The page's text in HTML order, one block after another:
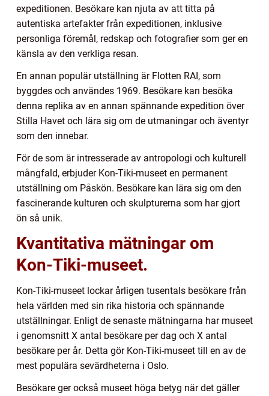
expeditionen. Besökare kan njuta av att titta på
autentiska artefakter från expeditionen, inklusive
personliga föremål, redskap och fotografier som ger en
känsla av den verkliga resan.
En annan populär utställning är Flotten RAI, som
byggdes och användes 1969. Besökare kan besöka
denna replika av en annan spännande expedition över
Stilla Havet och lära sig om de utmaningar och äventyr
som den innebar.
För de som är intresserade av antropologi och kulturell
mångfald, erbjuder Kon-Tiki-museet en permanent
utställning om Påskön. Besökare kan lära sig om den
fascinerande kulturen och skulpturerna som har gjort
ön så unik.
Kvantitativa mätningar om
Kon-Tiki-museet.
Kon-Tiki-museet lockar årligen tusentals besökare från
hela världen med sin rika historia och spännande
utställningar. Enligt de senaste mätningarna har museet
i genomsnitt X antal besökare per dag och X antal
besökare per år. Detta gör Kon-Tiki-museet till en av de
mest populära sevärdheterna i Oslo.
Besökare ger också museet höga betyg när det gäller